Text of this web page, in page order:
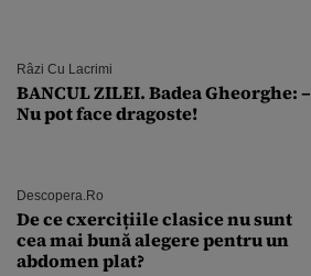
Râzi Cu Lacrimi
BANCUL ZILEI. Badea Gheorghe: –
Nu pot face dragoste!
Descopera.ro
De ce cxercițiile clasice nu sunt
cea mai bună alegere pentru un
abdomen plat?